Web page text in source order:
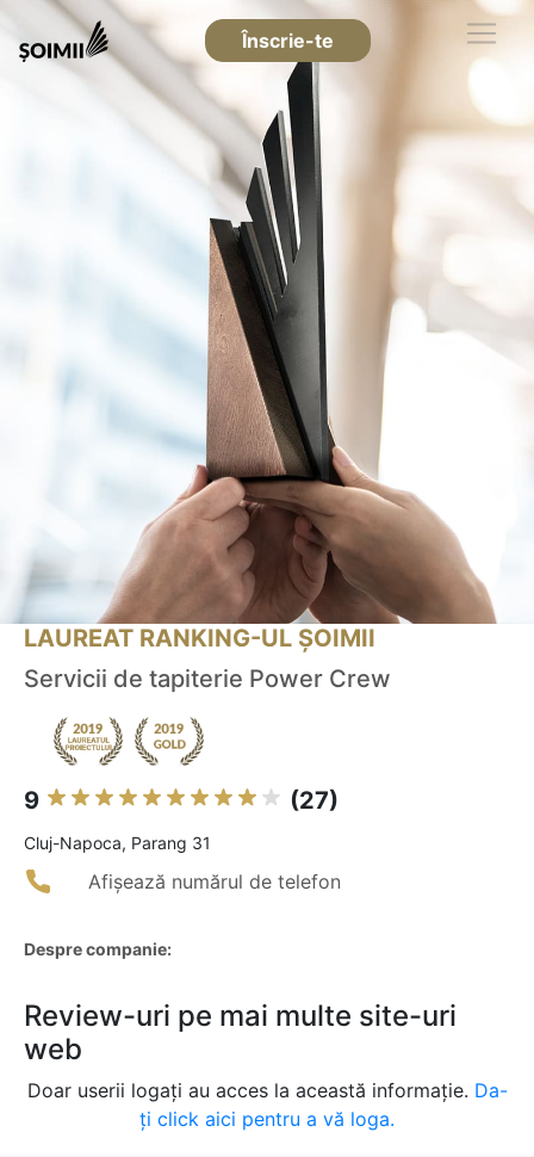
Înscrie-te
LAUREAT RANKING-UL ȘOIMII
Servicii de tapiterie Power Crew
9 (27)
Cluj-Napoca, Parang 31
Afișează numărul de telefon
Despre companie:
Review-uri pe mai multe site-uri
web
Doar userii logați au acces la această informație. Da-
ți click aici pentru a vă loga.